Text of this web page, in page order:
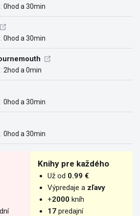
0hod a 30min
0hod a 30min
2hod a 0min
0hod a 30min
0hod a 30min
Knihy pre každého
Už od 0.99 €
Výpredaje a zľavy
+2000 kníh
17 predajní